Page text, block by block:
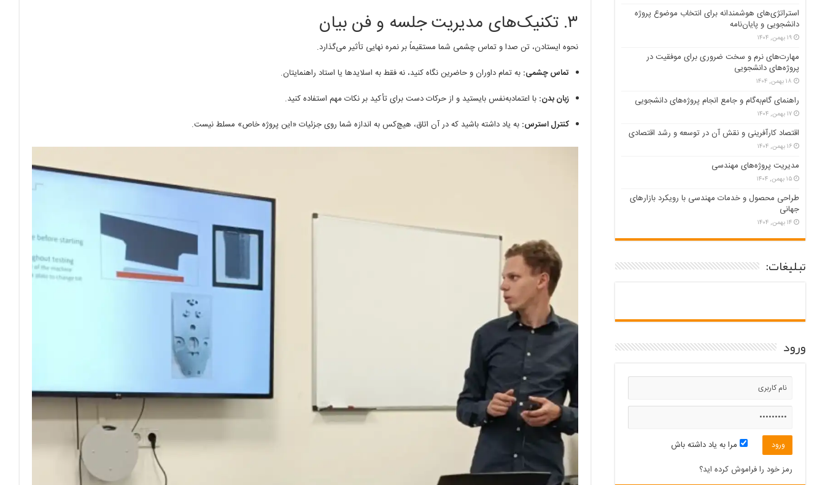
۳. تکنیک‌های مدیریت جلسه و فن بیان
نحوه ایستادن، تن صدا و تماس چشمی شما مستقیماً بر نمره نهایی تأثیر می‌گذارد.
تماس چشمی: به تمام داوران و حاضرین نگاه کنید، نه فقط به اسلایدها یا استاد راهنمایتان.
زبان بدن: با اعتمادبه‌نفس بایستید و از حرکات دست برای تأکید بر نکات مهم استفاده کنید.
کنترل استرس: به یاد داشته باشید که در آن اتاق، هیچ‌کس به اندازه شما روی جزئیات «این پروژه خاص» مسلط نیست.
استراتژی‌های هوشمندانه برای انتخاب موضوع پروژه
دانشجویی و پایان‌نامه
۱۹ بهمن, ۱۴۰۴
مهارت‌های نرم و سخت ضروری برای موفقیت در
پروژه‌های دانشجویی
۱۸ بهمن, ۱۴۰۴
راهنمای گام‌به‌گام و جامع انجام پروژه‌های دانشجویی
۱۷ بهمن, ۱۴۰۴
اقتصاد کارآفرینی و نقش آن در توسعه و رشد اقتصادی
۱۶ بهمن, ۱۴۰۴
مدیریت پروژه‌های مهندسی
۱۵ بهمن, ۱۴۰۴
طراحی محصول و خدمات مهندسی با رویکرد بازارهای
جهانی
۱۴ بهمن, ۱۴۰۴
تبلیغات:
ورود
مرا به یاد داشته باش
رمز خود را فراموش کرده اید؟